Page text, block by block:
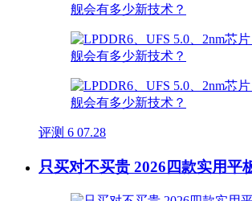
评测 6 07.28
只买对不买贵 2026四款实用平